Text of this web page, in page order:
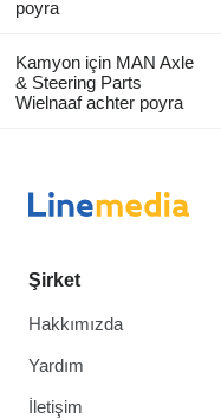
poyra
Kamyon için MAN Axle
& Steering Parts
Wielnaaf achter poyra
Şirket
Hakkımızda
Yardım
İletişim